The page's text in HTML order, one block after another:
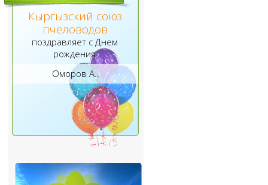
Кыргызский союз
пчеловодов
поздравляет с Днем
рождения
Оморов А..